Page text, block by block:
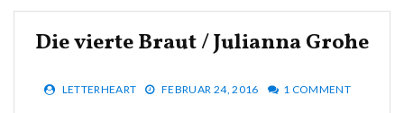
Die vierte Braut / Julianna Grohe
LETTERHEART FEBRUAR 24, 2016 1 COMMENT